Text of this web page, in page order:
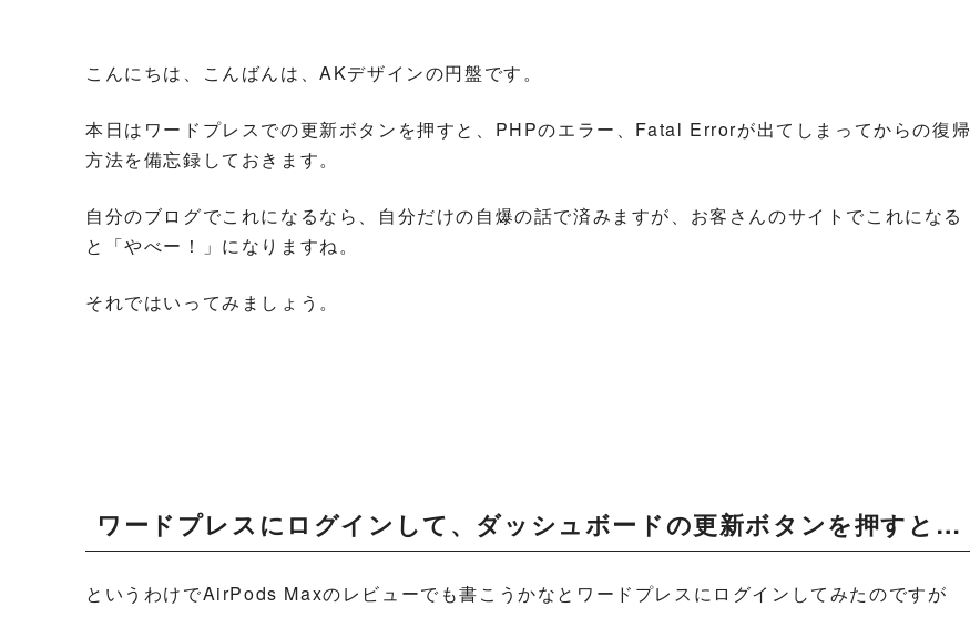
こんにちは、こんばんは、AKデザインの円盤です。
本日はワードプレスでの更新ボタンを押すと、PHPのエラー、Fatal Errorが出てしまってからの復帰
方法を備忘録しておきます。
自分のブログでこれになるなら、自分だけの自爆の話で済みますが、お客さんのサイトでこれになる
と「やべー！」になりますね。
それではいってみましょう。
ワードプレスにログインして、ダッシュボードの更新ボタンを押すと…
というわけでAirPods Maxのレビューでも書こうかなとワードプレスにログインしてみたのですが